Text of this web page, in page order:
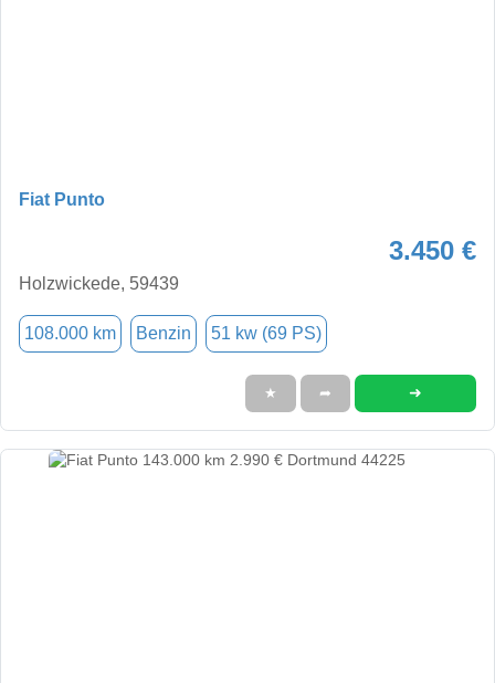
Fiat Punto
3.450 €
Holzwickede, 59439
108.000 km Benzin 51 kw (69 PS)
★ ➦ ➜